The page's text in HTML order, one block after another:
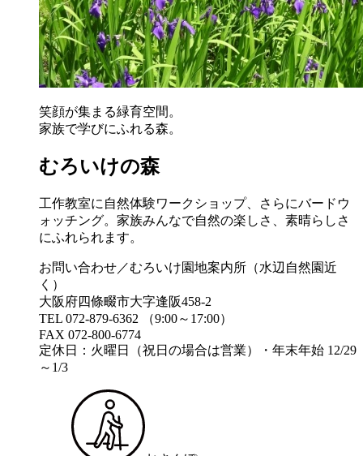
笑顔が集まる緑育空間。
家族で学びにふれる森。
むろいけの森
工作教室に自然体験ワークショップ、さらにバードウ
ォッチング。家族みんなで自然の楽しさ、素晴らしさ
にふれられます。
お問い合わせ／むろいけ園地案内所（水辺自然園近
く）
大阪府四條畷市大字逢阪458-2
TEL 072-879-6362 （9:00～17:00）
FAX 072-800-6774
定休日：火曜日（祝日の場合は営業）・年末年始 12/29
～1/3